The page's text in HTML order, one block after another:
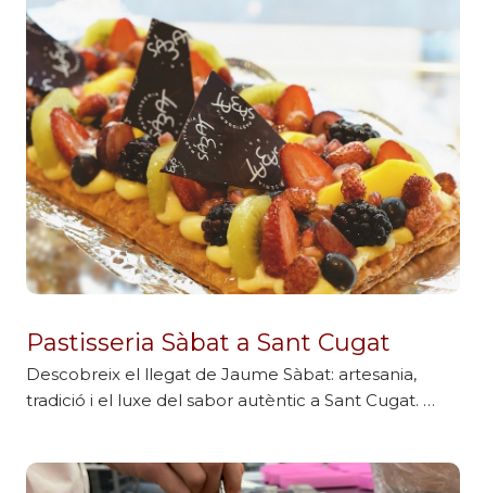
Pastisseria Sàbat a Sant Cugat
Descobreix el llegat de Jaume Sàbat: artesania,
tradició i el luxe del sabor autèntic a Sant Cugat. …